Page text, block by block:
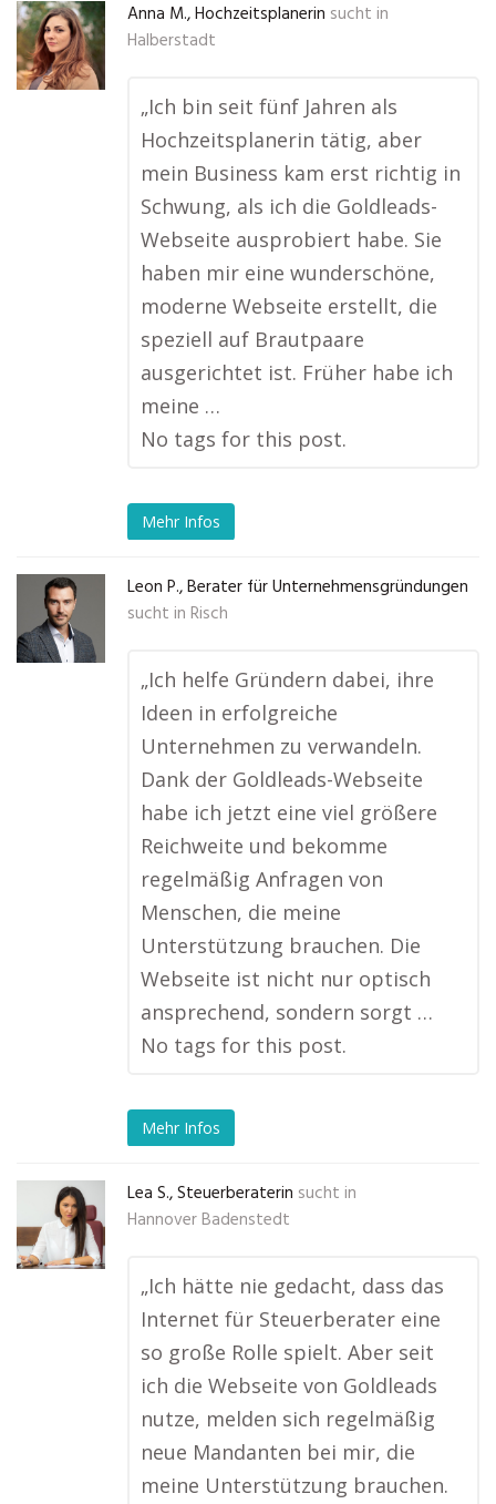
Anna M., Hochzeitsplanerin sucht in
Halberstadt
„Ich bin seit fünf Jahren als
Hochzeitsplanerin tätig, aber
mein Business kam erst richtig in
Schwung, als ich die Goldleads-
Webseite ausprobiert habe. Sie
haben mir eine wunderschöne,
moderne Webseite erstellt, die
speziell auf Brautpaare
ausgerichtet ist. Früher habe ich
meine …
No tags for this post.
Mehr Infos
Leon P., Berater für Unternehmensgründungen
sucht in Risch
„Ich helfe Gründern dabei, ihre
Ideen in erfolgreiche
Unternehmen zu verwandeln.
Dank der Goldleads-Webseite
habe ich jetzt eine viel größere
Reichweite und bekomme
regelmäßig Anfragen von
Menschen, die meine
Unterstützung brauchen. Die
Webseite ist nicht nur optisch
ansprechend, sondern sorgt …
No tags for this post.
Mehr Infos
Lea S., Steuerberaterin sucht in
Hannover Badenstedt
„Ich hätte nie gedacht, dass das
Internet für Steuerberater eine
so große Rolle spielt. Aber seit
ich die Webseite von Goldleads
nutze, melden sich regelmäßig
neue Mandanten bei mir, die
meine Unterstützung brauchen.